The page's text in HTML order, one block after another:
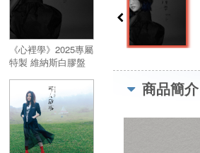
《心裡學》2025專屬
特製 維納斯白膠盤
商品簡介